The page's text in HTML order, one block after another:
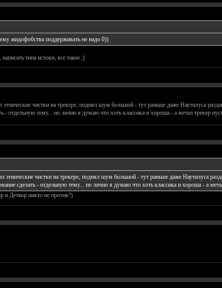
жидофобства поддерживать не надо 0))
типа истоки, все такое ;)
этнические чистки на трекере, поднял шум большой - тут раньше даже Наутилуса
- отдельную тему... но лично я думаю что хоть классика и хороша - а метал трекер
этнические чистки на трекере, поднял шум большой - тут раньше даже Наутилуса
сделать - отдельную тему... но лично я думаю что хоть классика и хороша - а
Деткор никто не против?)